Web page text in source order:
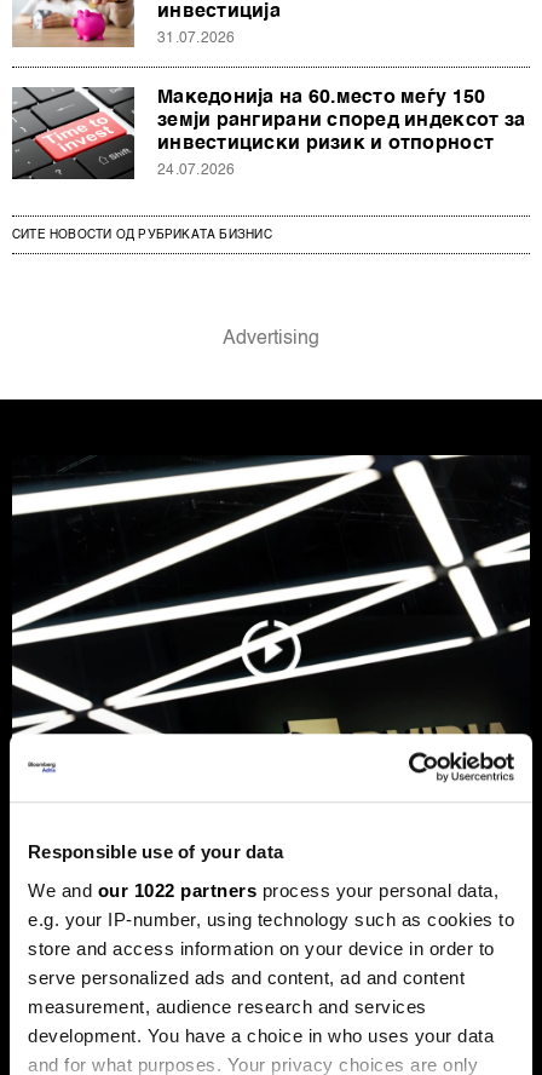
Responsible use of your data
We and our 1022 partners process your personal data,
e.g. your IP-number, using technology such as cookies to
store and access information on your device in order to
serve personalized ads and content, ad and content
measurement, audience research and services
development. You have a choice in who uses your data
and for what purposes. Your privacy choices are only
инвестиција
31.07.2026
Македонија на 60.место меѓу 150
земји рангирани според индексот за
инвестициски ризик и отпорност
24.07.2026
СИТЕ НОВОСТИ ОД РУБРИКАТА БИЗНИС
од Mакедонецот Вања
Јосифовски и Словенецот Јуре
Лесковец
„Кумо АИ“ развива модели наменети за